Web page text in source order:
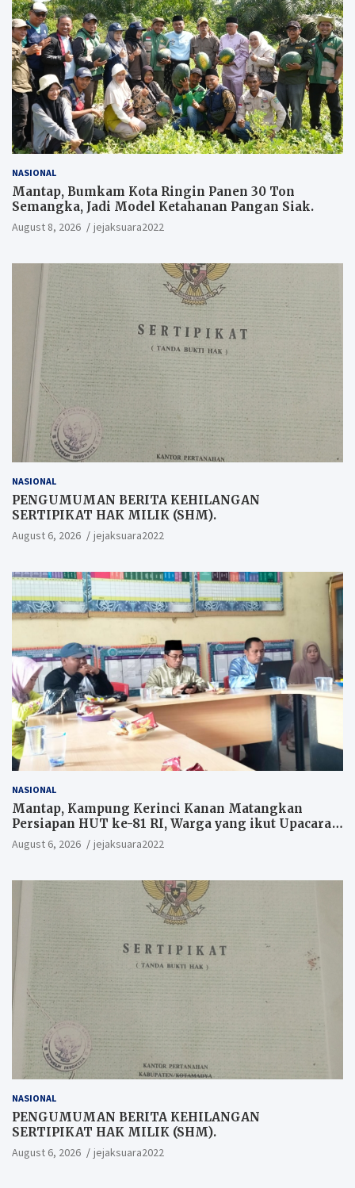
NASIONAL
Mantap, Bumkam Kota Ringin Panen 30 Ton
Semangka, Jadi Model Ketahanan Pangan Siak.
August 8, 2026 jejaksuara2022
NASIONAL
PENGUMUMAN BERITA KEHILANGAN
SERTIPIKAT HAK MILIK (SHM).
August 6, 2026 jejaksuara2022
NASIONAL
Mantap, Kampung Kerinci Kanan Matangkan
Persiapan HUT ke-81 RI, Warga yang ikut Upacara
Berkesempatan Raih Hadiah
August 6, 2026 jejaksuara2022
NASIONAL
PENGUMUMAN BERITA KEHILANGAN
SERTIPIKAT HAK MILIK (SHM).
August 6, 2026 jejaksuara2022